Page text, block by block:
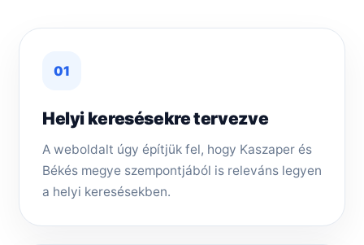
01
Helyi keresésekre tervezve
A weboldalt úgy építjük fel, hogy Kaszaper és
Békés megye szempontjából is releváns legyen
a helyi keresésekben.